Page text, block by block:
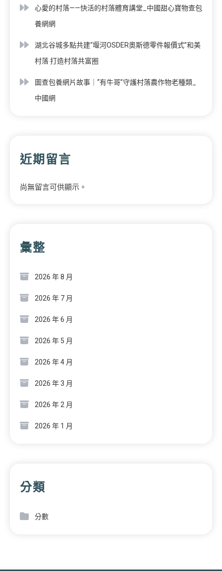
心愛的村落——快活的村落體育講堂_中國甜心寶物查包
養網網
湖北谷城多點共建“堰河OSDER奧斯德零件報價式”和美
村落 打造村落共富圈
圖查包養網片故事｜“有牛哥”守護村落農作物老種類_
中國網
近期留言
尚無留言可供顯示。
彙整
2026 年 8 月
2026 年 7 月
2026 年 6 月
2026 年 5 月
2026 年 4 月
2026 年 3 月
2026 年 2 月
2026 年 1 月
分類
分數